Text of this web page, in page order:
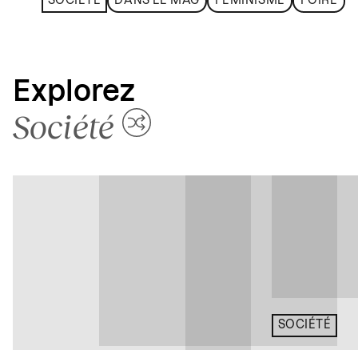
Explorez
Société
SOCIÉTÉ